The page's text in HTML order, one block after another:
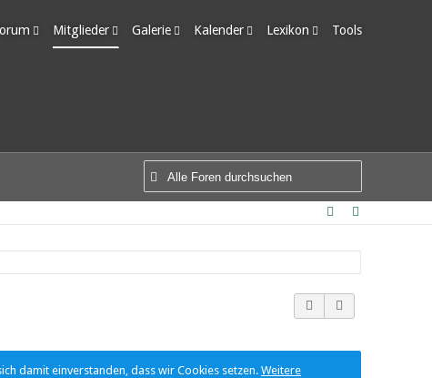
Mitglieder Galerie Kalender Lexikon Tools
damit einverstanden, dass wir Cookies setzen. Weitere